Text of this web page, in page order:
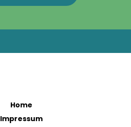
Home
Impressum